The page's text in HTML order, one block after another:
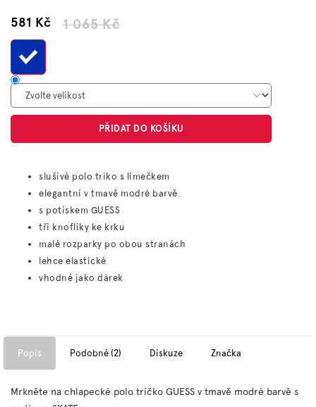
1 065 Kč
581 KčMěrná
PŘIDAT DO KOŠÍKU
slušivé polo triko s límečkem
elegantní v tmavě modré barvě
s potiskem GUESS
tři knoflíky ke krku
malé rozparky po obou stranách
lehce elastické
vhodné jako dárek
Popis Podobné (2) Diskuze Značka
Mrkněte na chlapecké polo tričko GUESS v tmavě modré barvě s